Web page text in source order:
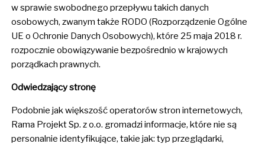
w sprawie swobodnego przepływu takich danych
osobowych, zwanym także RODO (Rozporządzenie Ogólne
UE o Ochronie Danych Osobowych), które 25 maja 2018 r.
rozpocznie obowiązywanie bezpośrednio w krajowych
porządkach prawnych.
Odwiedzający stronę
Podobnie jak większość operatorów stron internetowych,
Rama Projekt Sp. z o.o. gromadzi informacje, które nie są
personalnie identyfikujące, takie jak: typ przeglądarki,